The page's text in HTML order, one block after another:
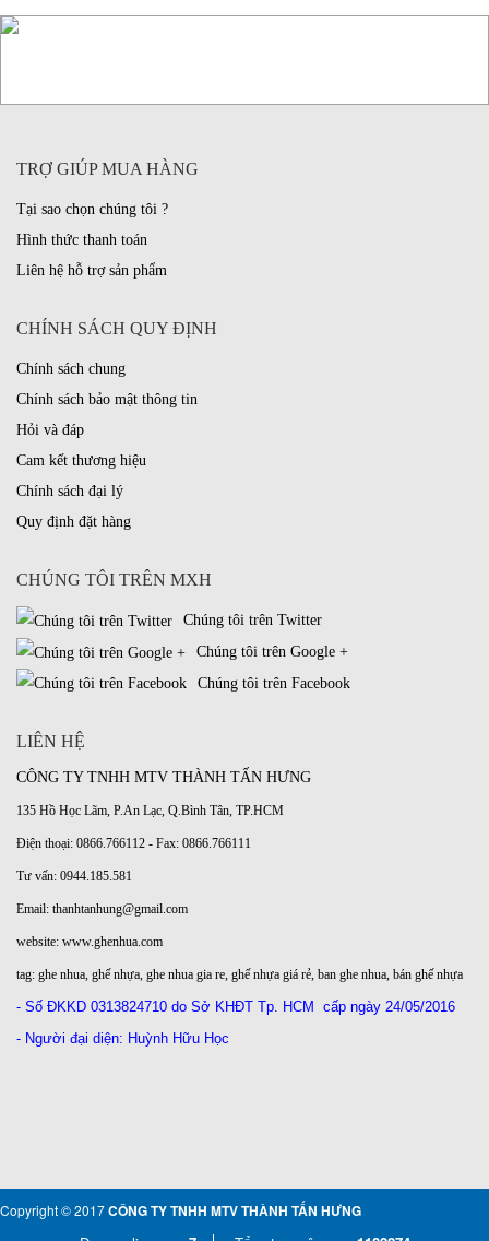
TRỢ GIÚP MUA HÀNG
Tại sao chọn chúng tôi ?
Hình thức thanh toán
Liên hệ hỗ trợ sản phẩm
CHÍNH SÁCH QUY ĐỊNH
Chính sách chung
Chính sách bảo mật thông tin
Hỏi và đáp
Cam kết thương hiệu
Chính sách đại lý
Quy định đặt hàng
CHÚNG TÔI TRÊN MXH
Chúng tôi trên Twitter
Chúng tôi trên Google +
Chúng tôi trên Facebook
LIÊN HỆ
CÔNG TY TNHH MTV THÀNH TẤN HƯNG
135 Hồ Học Lãm, P.An Lạc, Q.Bình Tân, TP.HCM
Điện thoại: 0866.766112 - Fax: 0866.766111
Tư vấn: 0944.185.581
Email: thanhtanhung@gmail.com
website: www.ghenhua.com
tag: ghe nhua, ghế nhựa, ghe nhua gia re, ghế nhựa giá rẻ, ban ghe nhua, bán ghế nhựa
- Số ĐKKD 0313824710 do Sở KHĐT Tp. HCM
cấp ngày 24/05/2016
- Người đại diện: Huỳnh Hữu Học
Copyright © 2017CÔNG TY TNHH MTV THÀNH TẤN HƯNG